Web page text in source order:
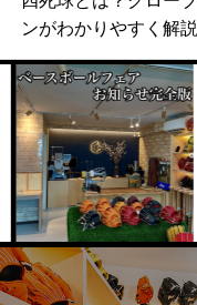
ンがわかりやすく解説